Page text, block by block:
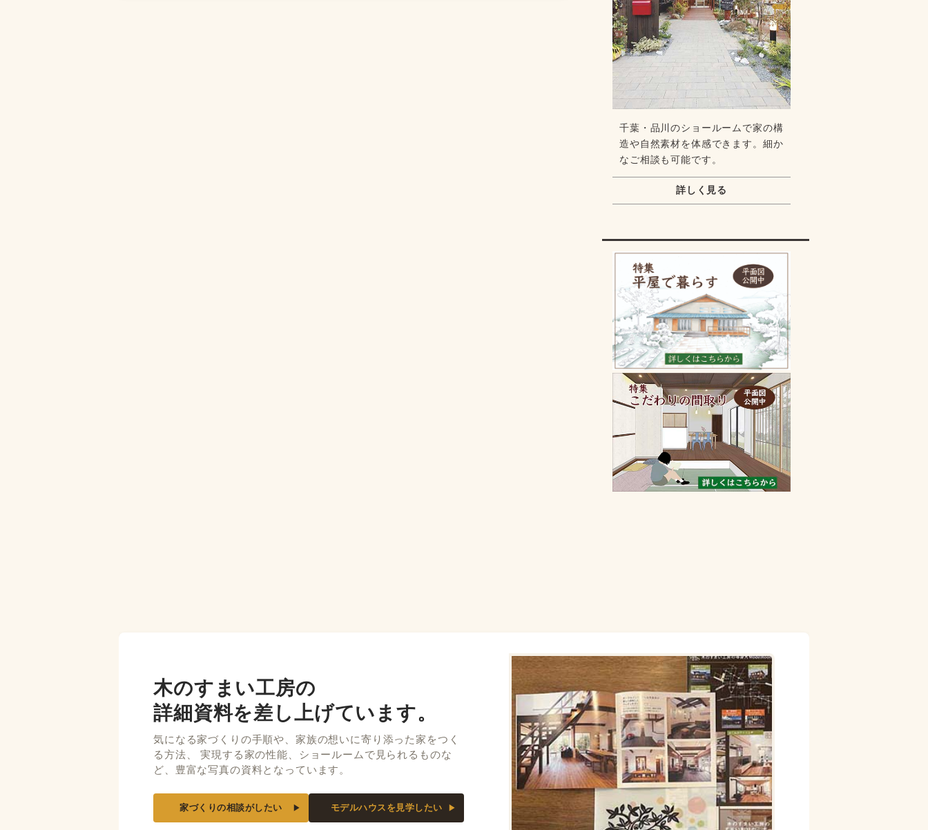
千葉・品川のショールームで家の構
造や自然素材を体感できます。細か
なご相談も可能です。
詳しく見る
木のすまい工房の
詳細資料を差し上げています。
気になる家づくりの手順や、家族の想いに寄り添った家をつく
る方法、 実現する家の性能、ショールームで見られるものな
ど、豊富な写真の資料となっています。
家づくりの相談がしたい モデルハウスを見学したい